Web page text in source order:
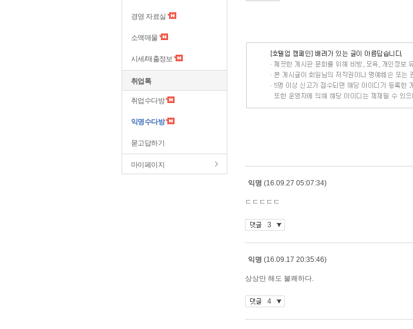
경영 자료실
소액매물
시세/매출정보
취업톡
취업수다방
익명수다방
묻고답하기
마이페이지